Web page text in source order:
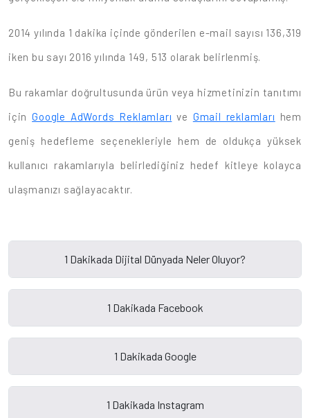
2014 yılında 1 dakika içinde gönderilen e-mail sayısı 136,319
iken bu sayı 2016 yılında 149, 513 olarak belirlenmiş.
Bu rakamlar doğrultusunda ürün veya hizmetinizin tanıtımı
içinGoogle AdWords Reklamları ve Gmail reklamları hem
geniş hedefleme seçenekleriyle hem de oldukça yüksek
kullanıcı rakamlarıyla belirlediğiniz hedef kitleye kolayca
ulaşmanızı sağlayacaktır.